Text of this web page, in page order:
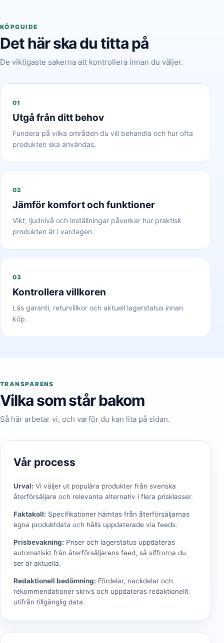
KÖPGUIDE
Det här ska du titta på
De viktigaste sakerna att kontrollera innan du väljer.
01
Utgå från ditt behov
Fundera på vilka områden du vill behandla och hur ofta
produkten ska användas.
02
Jämför komfort och funktioner
Vikt, ljudnivå och inställningar påverkar hur praktisk
produkten är i vardagen.
03
Kontrollera villkoren
Läs garanti, returvillkor och aktuell lagerstatus innan
köp.
TRANSPARENS
Vilka som står bakom
Så här arbetar vi, och varför du kan lita på sidan.
Vår process
Urval: Vi väljer ut populära produkter från svenska
återförsäljare och relevanta alternativ i flera prisklasser.
Faktakoll: Specifikationer hämtas från återförsäljarnas
egna produktdata och hålls uppdaterade via feeds.
Prisbevakning: Priser och lagerstatus uppdateras
automatiskt från återförsäljarens feed, så siffrorna du
ser är aktuella.
Redaktionell bedömning: Fördelar, nackdelar och
rekommendationer skrivs och uppdateras redaktionellt
utifrån tillgänglig data.